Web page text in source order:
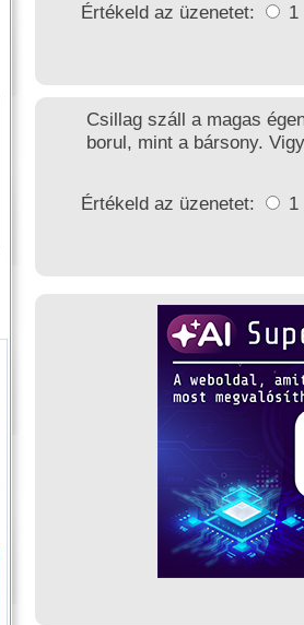
Értékeld az üzenetet: 1
Csillag száll a magas
borul, mint a bársony.
Értékeld az üzenetet: 1